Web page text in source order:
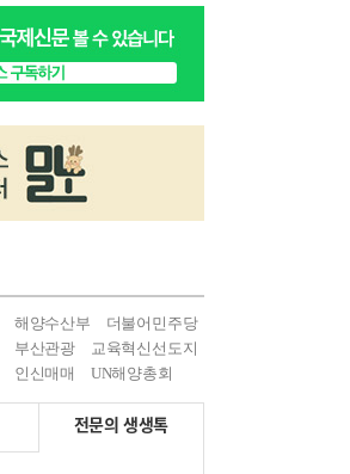
해양수산부
더불어민주당
부산관광
교육혁신선도지
인신매매 UN해양총회
전문의 생생톡